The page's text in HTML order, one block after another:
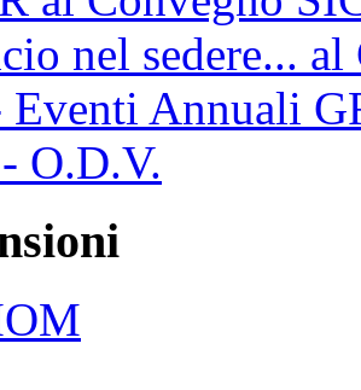
nel sedere...
Eventi Annuali
O.D.V.